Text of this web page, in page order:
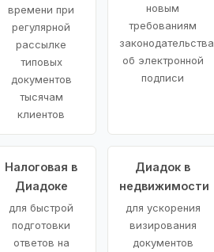
времени при
регулярной
рассылке
типовых
документов
тысячам
клиентов
новым
требованиям
законодательства
об электронной
подписи
Налоговая в
Диадоке
для быстрой
подготовки
ответов на
Диадок в
недвижимости
для ускорения
визирования
документов